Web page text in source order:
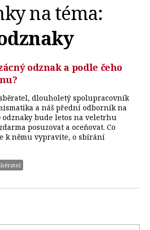
na téma:
odznak a podle čeho
dlouholetý spolupracovník
a náš přední odborník na
odznaky bude letos na veletrhu
posuzovat a oceňovat. Co
k němu vypravíte, o sbírání